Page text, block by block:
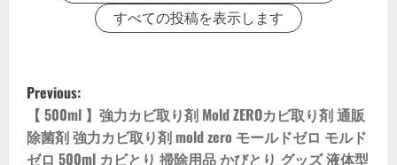
すべての投稿を表示します
P
o
Previous:
【 500ml 】強力カビ取り剤 Mold ZEROカビ取り剤 通販
除菌剤 強力カビ取り剤 mold zero モールドゼロ モルド
ゼロ 500ml カビとり 掃除用品 かびとり グッズ 液体型